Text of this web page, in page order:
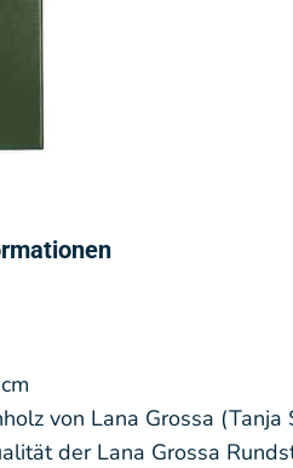
von Lana Grossa (Tanja
der Lana Grossa